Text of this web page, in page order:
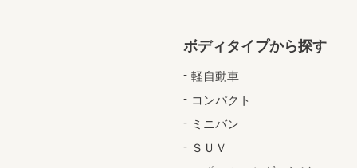
ボディタイプから探す
軽自動車
コンパクト
ミニバン
ＳＵＶ